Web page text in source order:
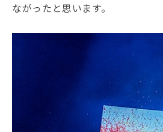
ながったと思います。